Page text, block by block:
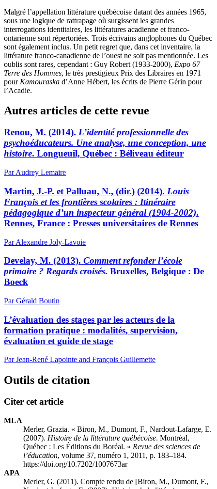
Malgré l’appellation littérature québécoise datant des années 1965,
sous une logique de rattrapage où surgissent les grandes
interrogations identitaires, les littératures acadienne et franco-
ontarienne sont répertoriées. Trois écrivains anglophones du Québec
sont également inclus. Un petit regret que, dans cet inventaire, la
littérature franco-canadienne de l’ouest ne soit pas mentionnée. Les
oublis sont rares, cependant : Guy Robert (1933-2000), Expo 67
Terre des Hommes, le très prestigieux Prix des Libraires en 1971
pour Kamouraska d’Anne Hébert, les écrits de Pierre Gérin pour
l’Acadie.
Autres articles de cette revue
Renou, M. (2014). L’identité professionnelle des
psychoéducateurs. Une analyse, une conception, une
histoire. Longueuil, Québec : Béliveau éditeur
Par Audrey Lemaire
Martin, J.-P. et Palluau, N., (dir.) (2014). Louis
François et les frontières scolaires : Itinéraire
pédagogique d’un inspecteur général (1904-2002).
Rennes, France : Presses universitaires de Rennes
Par Alexandre Joly-Lavoie
Develay, M. (2013). Comment refonder l’école
primaire ? Regards croisés. Bruxelles, Belgique : De
Boeck
Par Gérald Boutin
L’évaluation des stages par les acteurs de la
formation pratique : modalités, supervision,
évaluation et guide de stage
Par Jean-René Lapointe and François Guillemette
Outils de citation
Citer cet article
MLA
Merler, Grazia. « Biron, M., Dumont, F., Nardout-Lafarge, E.
(2007). Histoire de la littérature québécoise. Montréal,
Québec : Les Éditions du Boréal. » Revue des sciences de
l’éducation, volume 37, numéro 1, 2011, p. 183–184.
https://doi.org/10.7202/1007673ar
APA
Merler, G. (2011). Compte rendu de [Biron, M., Dumont, F.,